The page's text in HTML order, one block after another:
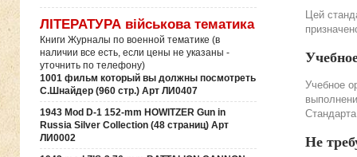
ЛІТЕРАТУРА військова тематика
Книги Журналы по военной тематике (в
наличии все есть, если цены не указаны -
уточнить по телефону)
1001 фильм который вы должны посмотреть
С.Шнайдер (960 стр.) Арт ЛИ0407
1943 Mod D-1 152-mm HOWITZER Gun in
Russia Silver Collection (48 страниц) Арт
ЛИ0002
Цей
Учебное
Не